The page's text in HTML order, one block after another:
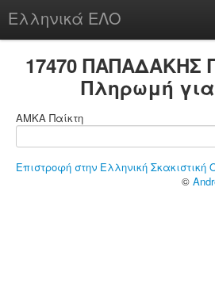
Ελληνικά ΕΛΟ
chesstu.be @ discord
17470 ΠΑΠΑΔΑΚΗΣ
Πληρωμή για
ΑΜΚΑ Παίκτη
Επιστροφή στην Ελληνική Σκακιστική
©